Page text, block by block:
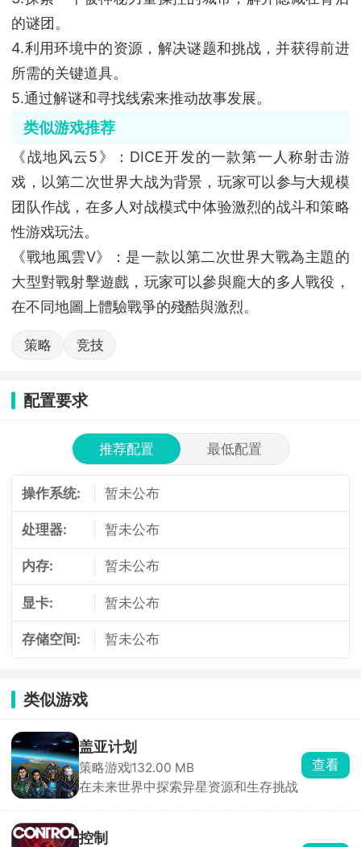
的谜团。
4.利用环境中的资源，解决谜题和挑战，并获得前进
所需的关键道具。
5.通过解谜和寻找线索来推动故事发展。
类似游戏推荐
《战地风云5》：DICE开发的一款第一人称射击游
戏，以第二次世界大战为背景，玩家可以参与大规模
团队作战，在多人对战模式中体验激烈的战斗和策略
性游戏玩法。
《戰地風雲V》：是一款以第二次世界大戰為主題的
大型對戰射擊遊戲，玩家可以參與龐大的多人戰役，
在不同地圖上體驗戰爭的殘酷與激烈。
策略 竞技
配置要求
推荐配置 最低配置
操作系统: 暂未公布
处理器: 暂未公布
内存: 暂未公布
显卡: 暂未公布
存储空间: 暂未公布
类似游戏
盖亚计划
策略游戏132.00 MB
在未来世界中探索异星资源和生存挑战
查看
控制